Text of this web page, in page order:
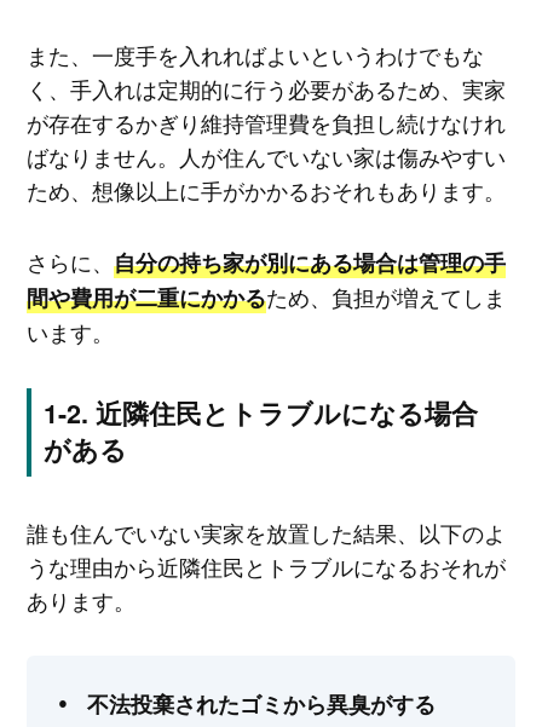
また、一度手を入れればよいというわけでもな
く、手入れは定期的に行う必要があるため、実家
が存在するかぎり維持管理費を負担し続けなけれ
ばなりません。人が住んでいない家は傷みやすい
ため、想像以上に手がかかるおそれもあります。
さらに、 自分の持ち家が別にある場合は管理の手
間や費用が二重にかかるため、負担が増えてしま
います。
近隣住民とトラブルになる場合
がある
誰も住んでいない実家を放置した結果、以下のよ
うな理由から近隣住民とトラブルになるおそれが
あります。
不法投棄されたゴミから異臭がする